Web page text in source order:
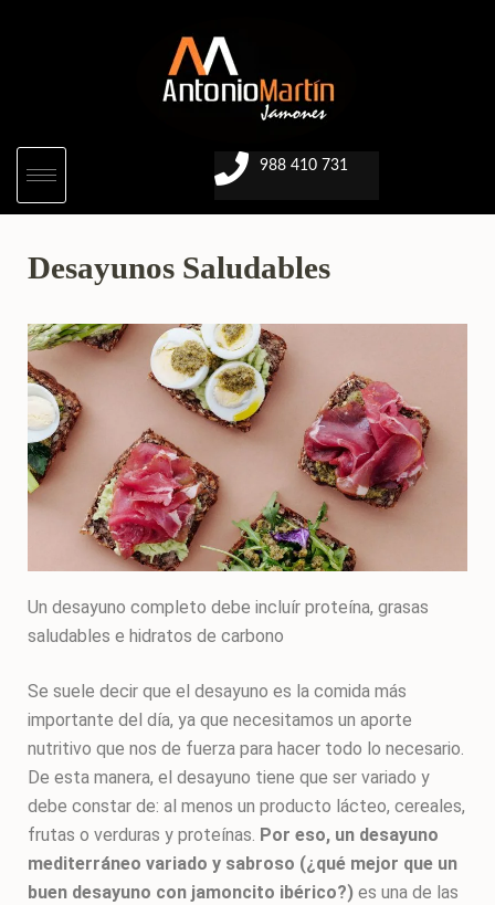
988 410 731
Desayunos Saludables
Un desayuno completo debe incluír proteína, grasas
saludables e hidratos de carbono
Se suele decir que el desayuno es la comida más
importante del día, ya que necesitamos un aporte
nutritivo que nos de fuerza para hacer todo lo necesario.
De esta manera, el desayuno tiene que ser variado y
debe constar de: al menos un producto lácteo, cereales,
frutas o verduras y proteínas. Por eso, un desayuno
mediterráneo variado y sabroso (¿qué mejor que un
buen desayuno con jamoncito ibérico?) es una de las